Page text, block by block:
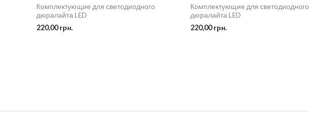
Комплектующие для светодиодного
дюралайта LED
220,00грн.
Комплектующие для светодиодного
дюралайта LED
220,00грн.